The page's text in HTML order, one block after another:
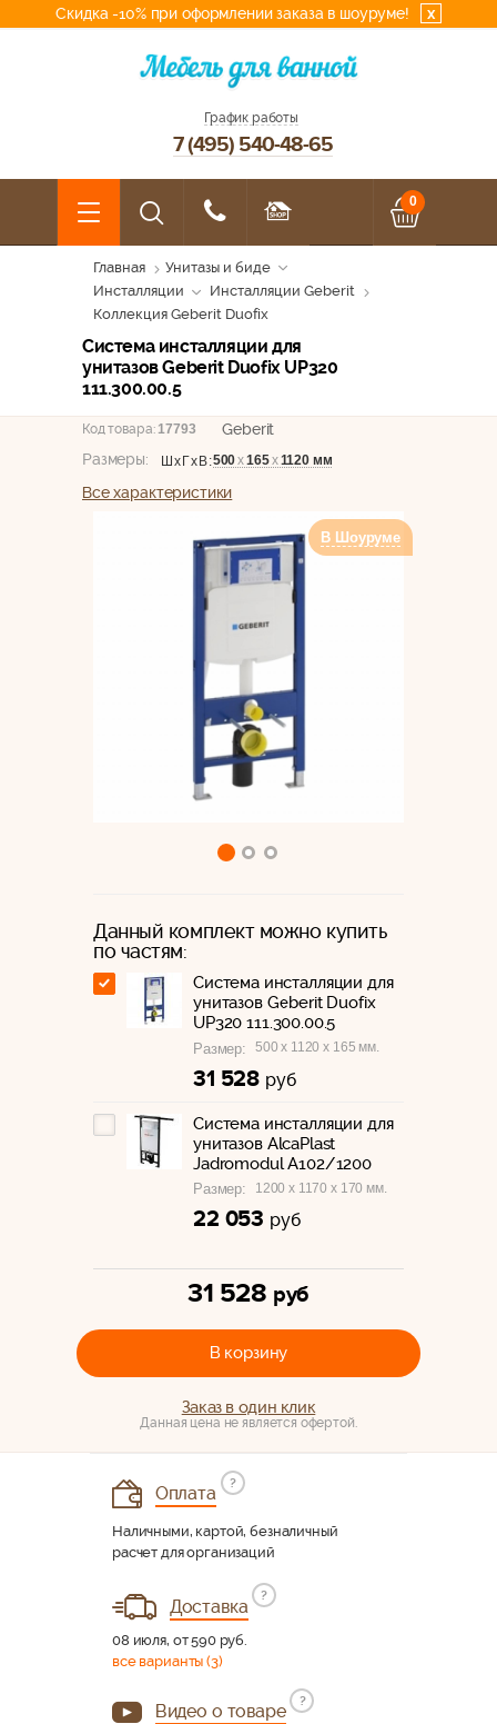
Скидка -10% при оформлении заказа в шоуруме! x
График работы
7 (495) 540-48-65
0
Главная
Унитазы и биде
Инсталляции
Инсталляции Geberit
Коллекция Geberit Duofix
Система инсталляции для
унитазов Geberit Duofix UP320
111.300.00.5
Код товара: 17793
Geberit
Размеры:
ШхГхВ:500х165х1120 мм
Все характеристики
В Шоуруме
Данный комплект можно купить
по частям:
Система инсталляции для
унитазов Geberit Duofix
UP320 111.300.00.5
Размер: 500 x 1120 x 165 мм.
31 528 руб
Система инсталляции для
унитазов AlcaPlast
Jadromodul A102/1200
Размер: 1200 x 1170 x 170 мм.
22 053 руб
31 528 руб
В корзину
Заказ в один клик
Данная цена не является офертой.
Оплата
?
Наличными, картой, безналичный
расчет для организаций
Доставка
?
08 июля, от 590 руб.
все варианты (3)
Видео о товаре
?